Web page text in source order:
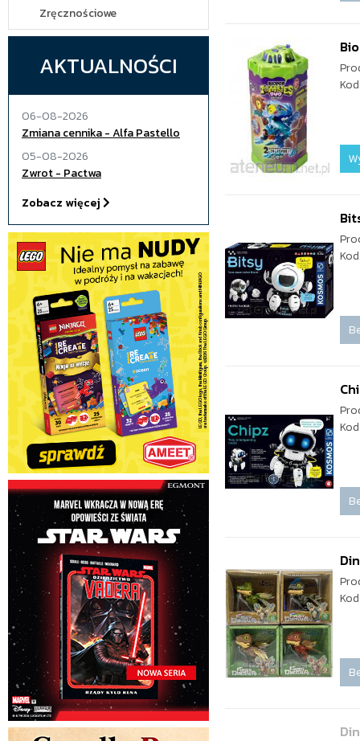
Zręcznościowe
AKTUALNOŚCI
06-08-2026
Zmiana cennika - Alfa Pastello
05-08-2026
Zwrot - Pactwa
Zobacz więcej